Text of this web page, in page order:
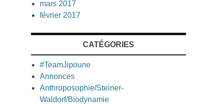
mars 2017
février 2017
CATÉGORIES
#TeamJipoune
Annonces
Anthroposophie/Steiner-
Waldorf/Biodynamie